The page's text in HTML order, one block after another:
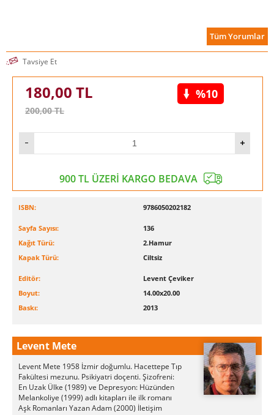
Tüm Yorumlar
Tavsiye Et
180,00 TL
200,00TL
%10
900 TL ÜZERİ KARGO BEDAVA
ISBN: 9786050202182
Sayfa Sayısı:
136
Kağıt Türü:
2.Hamur
Kapak Türü:
Ciltsiz
Editör:
Levent Çeviker
Boyut:
14.00x20.00
Baskı:
2013
Levent Mete
Levent Mete 1958 İzmir doğumlu. Hacettepe Tıp
Fakültesi mezunu. Psikiyatri doçenti. Şizofreni:
En Uzak Ülke (1989) ve Depresyon: Hüzünden
Melankoliye (1999) adlı kitapları ile ilk romanı
Aşk Romanları Yazan Adam (2000) İletişim